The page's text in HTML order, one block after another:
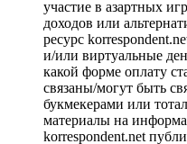
участие в азартных
доходов или
ресурс
и/или виртуальные
какой форме оплату
связаны/могут быть
букмекерами или
материалы на
korrespondent.net